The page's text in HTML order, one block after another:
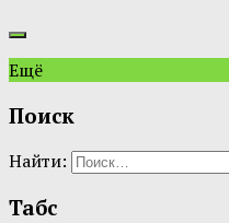
Ещё
Поиск
Найти:
Табс